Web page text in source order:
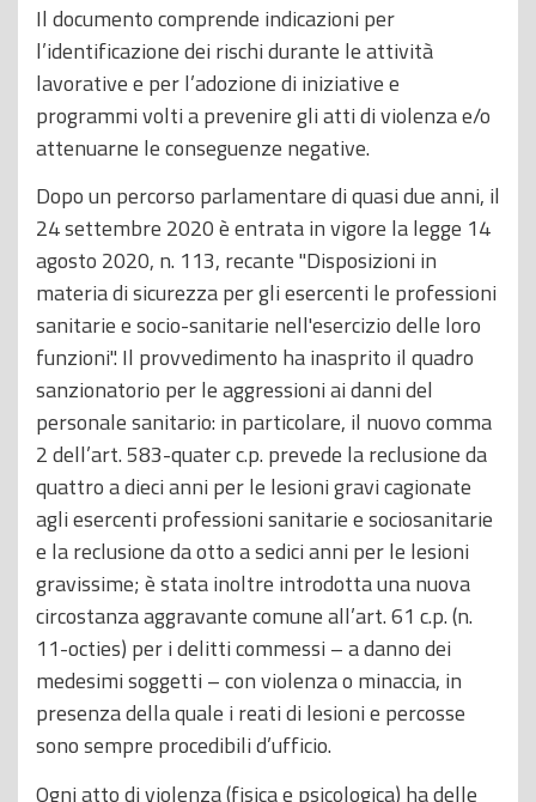
Il documento comprende indicazioni per
l’identificazione dei rischi durante le attività
lavorative e per l’adozione di iniziative e
programmi volti a prevenire gli atti di violenza e/o
attenuarne le conseguenze negative.
Dopo un percorso parlamentare di quasi due anni, il
24 settembre 2020 è entrata in vigore la legge 14
agosto 2020, n. 113, recante "Disposizioni in
materia di sicurezza per gli esercenti le professioni
sanitarie e socio-sanitarie nell'esercizio delle loro
funzioni". Il provvedimento ha inasprito il quadro
sanzionatorio per le aggressioni ai danni del
personale sanitario: in particolare, il nuovo comma
2 dell’art. 583-quater c.p. prevede la reclusione da
quattro a dieci anni per le lesioni gravi cagionate
agli esercenti professioni sanitarie e sociosanitarie
e la reclusione da otto a sedici anni per le lesioni
gravissime; è stata inoltre introdotta una nuova
circostanza aggravante comune all’art. 61 c.p. (n.
11-octies) per i delitti commessi – a danno dei
medesimi soggetti – con violenza o minaccia, in
presenza della quale i reati di lesioni e percosse
sono sempre procedibili d’ufficio.
Ogni atto di violenza (fisica e psicologica) ha delle